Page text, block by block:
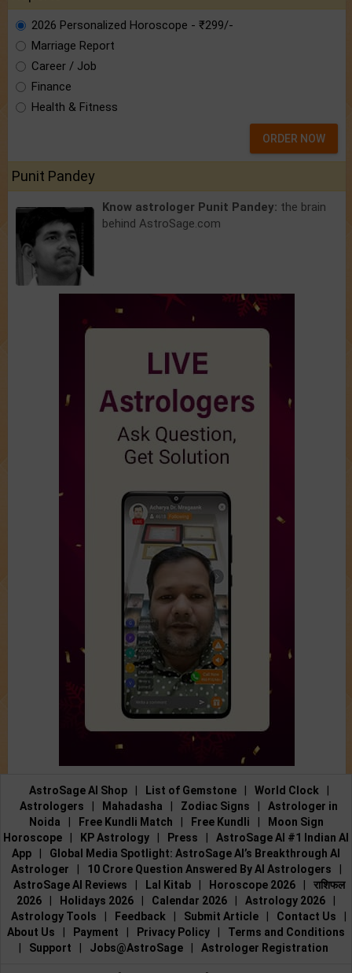
2026 Personalized Horoscope - ₹299/-
Marriage Report
Career / Job
Finance
Health & Fitness
ORDER NOW
Punit Pandey
Know astrologer Punit Pandey: the brain
behind AstroSage.com
AstroSage AI Shop List of Gemstone World Clock
Astrologers
Mahadasha Zodiac Signs
Astrologer in
Noida
Free Kundli Match Free Kundli
Moon Sign
Horoscope
KP Astrology Press
AstroSage AI #1 Indian AI
App
Global Media Spotlight: AstroSage AI’s Breakthrough AI
Astrologer
10 Crore Question Answered By AI Astrologers
AstroSage AI Reviews
Lal Kitab Horoscope 2026
राशिफल
2026
Holidays 2026 Calendar 2026 Astrology 2026
Astrology Tools
Feedback Submit Article Contact Us
About Us
Payment Privacy Policy
Terms and Conditions
Support Jobs@AstroSage Astrologer Registration